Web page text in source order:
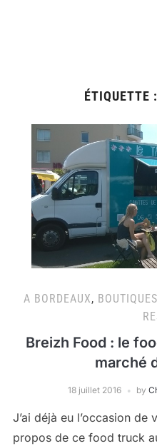
ÉTIQUETTE :
A BORDEAUX, BOUTIQUES
Breizh Food : le
marché
18 juillet 2016 by
J’ai déjà eu l’occasion de
propos de ce food truck